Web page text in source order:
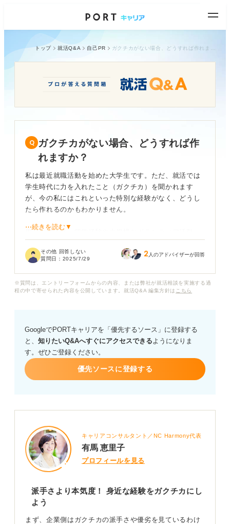
トップ 就活Q&A 自己PR
ガクチカがない場合、どうすれば作
れますか？
私は最近就職活動を始めた大学生です。ただ、就活では
学生時代に力を入れたこと（ガクチカ）を聞かれます
が、今の私にはこれといった特別な経験がなく、どうし
たら作れるのかもわかりません。
周りの友人は、留学経験や大規模なボランティア活動、
ています。
ークル活動もごく一般的なことしかしていません。
⋯続きを読む▼
その他 回答しない
質問日： 2025/7/29 2 人のアドバイザーが回答
※質問は、エントリーフォームからの内容、または弊社が就活相談を実施する過
程の中で寄せられた内容を公開しています。就活Q&A 編集方針は こちら
GoogleでPORTキャリアを「優先するソース」に登録する
と、 知りたいQ&Aへすぐにアクセスできるようになりま
す。ぜひご登録ください。
優先ソースに登録する
キャリアコンサルタント／NC Harmony代表
有馬 恵里子
プロフィールを見る
派手さより本気度！ 身近な経験をガクチカにし
よう
まず、企業側はガクチカの派手さや優劣を見ているわけ